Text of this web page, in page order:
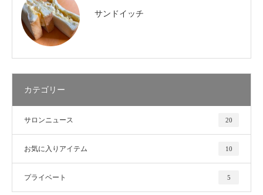
サンドイッチ
カテゴリー
サロンニュース 20
お気に入りアイテム 10
プライベート 5